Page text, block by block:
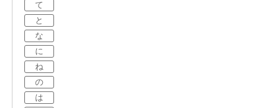
て
と
な
に
ね
の
は